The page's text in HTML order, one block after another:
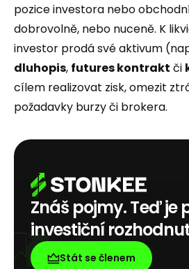
pozice investora nebo
dobrovolně, nebo nuceně. K
investor prodá své aktivum
dluhopis, futures kontrakt či
cílem realizovat zisk, omezit
požadavky burzy či brokera.
Znáš pojmy. Teď je
investiční
Stát se členem